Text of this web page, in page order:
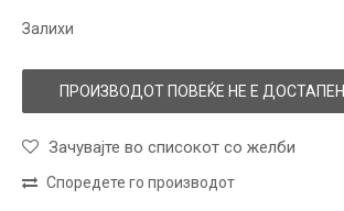
Залихи
ПРОИЗВОДОТ ПОВЕЌЕ НЕ Е ДОСТАПЕН
Зачувајте во списокот со желби
Споредете го производот